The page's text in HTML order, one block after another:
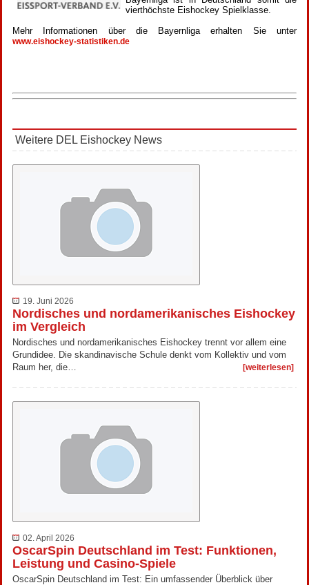
vierthöchste Eishockey Spielklasse.
Mehr Informationen über die Bayernliga erhalten Sie unter
www.eishockey-statistiken.de
Weitere DEL Eishockey News
19. Juni 2026
Nordisches und nordamerikanisches Eishockey
im Vergleich
Nordisches und nordamerikanisches Eishockey trennt vor allem eine
Grundidee. Die skandinavische Schule denkt vom Kollektiv und vom
Raum her, die…
[weiterlesen]
02. April 2026
OscarSpin Deutschland im Test: Funktionen,
Leistung und Casino-Spiele
OscarSpin Deutschland im Test: Ein umfassender Überblick über